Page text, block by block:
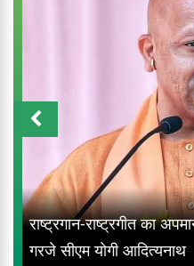
राष्ट्रगान-राष्ट्रगीत का
गरजे सीएम योगी आदित्यनाथ